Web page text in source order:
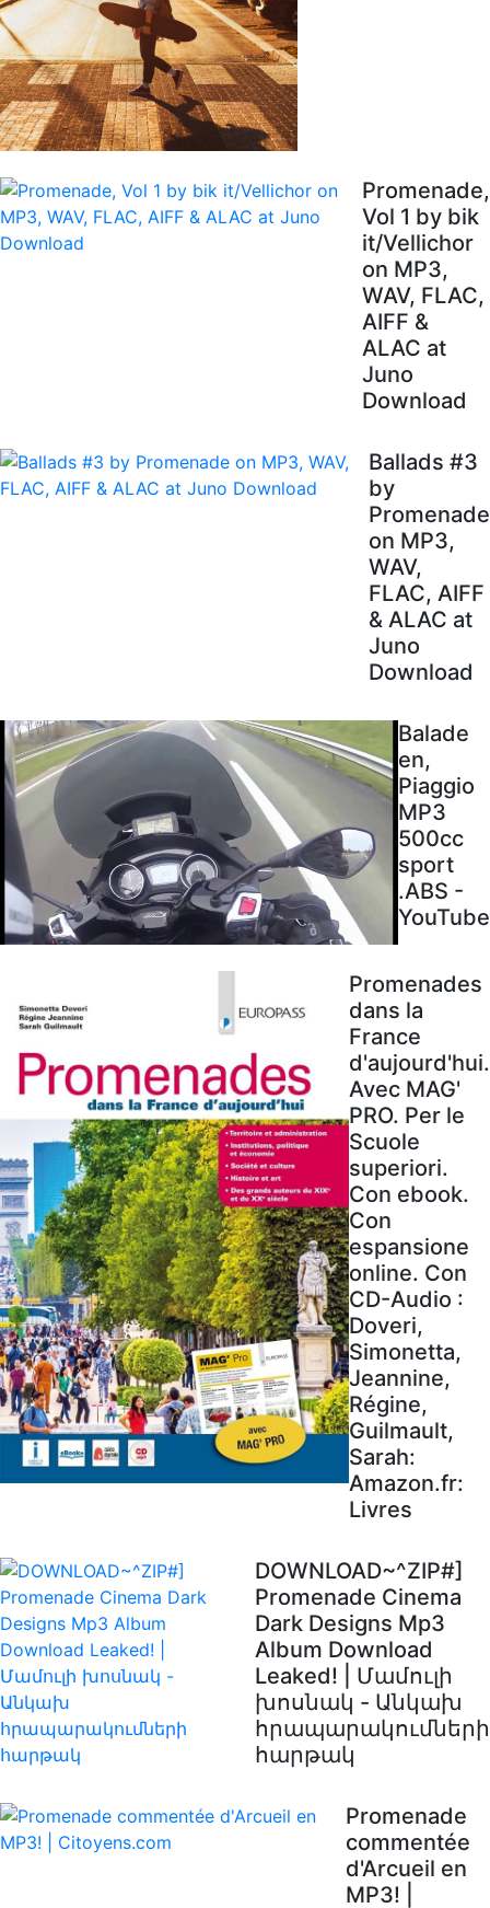
Promenade,
Vol 1 by bik
it/Vellichor
on MP3,
WAV, FLAC,
AIFF &
ALAC at
Juno
Download
Ballads #3
by
Promenade
on MP3,
WAV,
FLAC, AIFF
& ALAC at
Juno
Download
Balade
en,
Piaggio
MP3
500cc
sport
.ABS -
YouTube
Promenades
dans la
France
d'aujourd'hui.
Avec MAG'
PRO. Per le
Scuole
superiori.
Con ebook.
Con
espansione
online. Con
CD-Audio :
Doveri,
Simonetta,
Jeannine,
Régine,
Guilmault,
Sarah:
Amazon.fr:
Livres
DOWNLOAD~^ZIP#]
Promenade Cinema
Dark Designs Mp3
Album Download
Leaked! | Մամուլի
խոսնակ - Անկախ
հրապարակումների
հարթակ
Promenade
commentée
d'Arcueil en
MP3! |